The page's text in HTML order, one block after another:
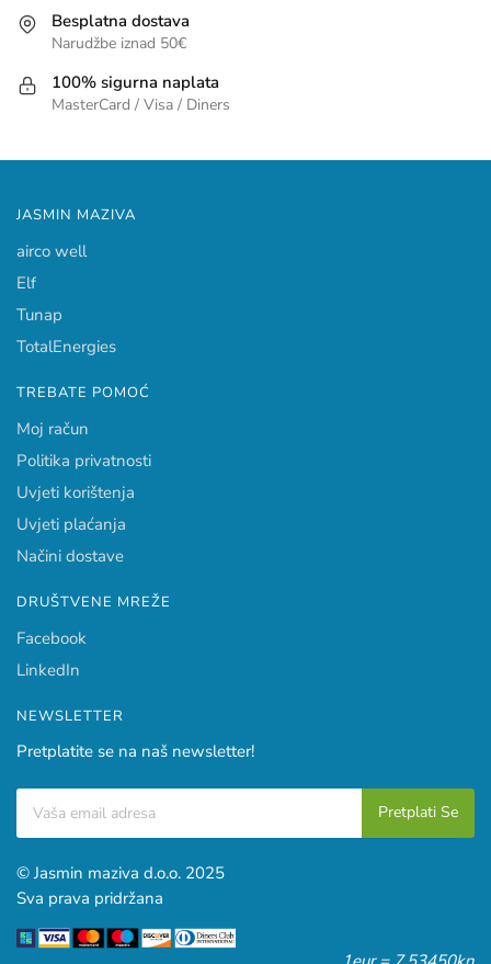
Besplatna dostava
Narudžbe iznad 50€
100% sigurna naplata
MasterCard / Visa / Diners
JASMIN MAZIVA
airco well
Elf
Tunap
TotalEnergies
TREBATE POMOĆ
Moj račun
Politika privatnosti
Uvjeti korištenja
Uvjeti plaćanja
Načini dostave
DRUŠTVENE MREŽE
Facebook
LinkedIn
NEWSLETTER
Pretplatite se na naš newsletter!
© Jasmin maziva d.o.o. 2025
Sva prava pridržana